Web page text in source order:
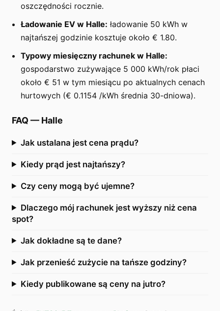
oszczędności rocznie.
Ładowanie EV w Halle: ładowanie 50 kWh w
najtańszej godzinie kosztuje około € 1.80.
Typowy miesięczny rachunek w Halle:
gospodarstwo zużywające 5 000 kWh/rok płaci
około € 51 w tym miesiącu po aktualnych cenach
hurtowych (€ 0.1154 /kWh średnia 30-dniowa).
FAQ — Halle
Jak ustalana jest cena prądu?
Kiedy prąd jest najtańszy?
Czy ceny mogą być ujemne?
Dlaczego mój rachunek jest wyższy niż cena
spot?
Jak dokładne są te dane?
Jak przenieść zużycie na tańsze godziny?
Kiedy publikowane są ceny na jutro?